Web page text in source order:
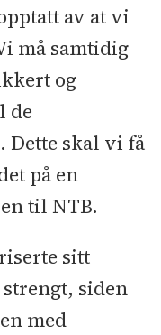
av at vi
må samtidig
og
de
Dette skal vi få
på en
til NTB.
sitt
siden
med